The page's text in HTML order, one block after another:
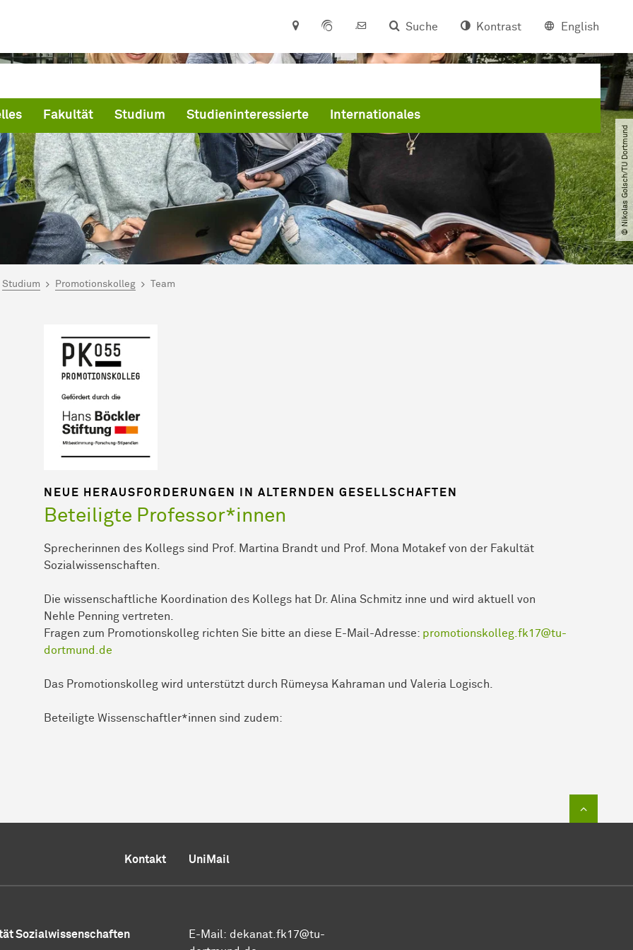
Suche Kontrast English
Fakultät Studium Studieninteressierte Internationales
© Nikolas Golsch​/​TU Dortmund
hier:
Studium Promotionskolleg Team
NEUE HERAUSFORDERUNGEN IN ALTERNDEN GESELLSCHAFTEN
Beteiligte Professor*innen
Sprecherinnen des Kollegs sind Prof. Martina Brandt und Prof. Mona Motakef von der Fakultät
Sozial­wissen­schaften.
Die wissenschaftliche Koordination des Kollegs hat Dr. Alina Schmitz inne und wird aktuell von
Nehle Penning vertreten.
Fragen zum Promotionskolleg richten Sie bitte an diese E-Mail-Adresse: promotionskolleg.fk17@tu-
dortmund.de
Das Promotionskolleg wird unterstützt durch Rümeysa Kahraman und Valeria Logisch.
Beteiligte Wissenschaftler*innen sind zudem:
Kontakt UniMail
Sozial­wissen­schaften E-Mail: dekanat.fk17@tu-